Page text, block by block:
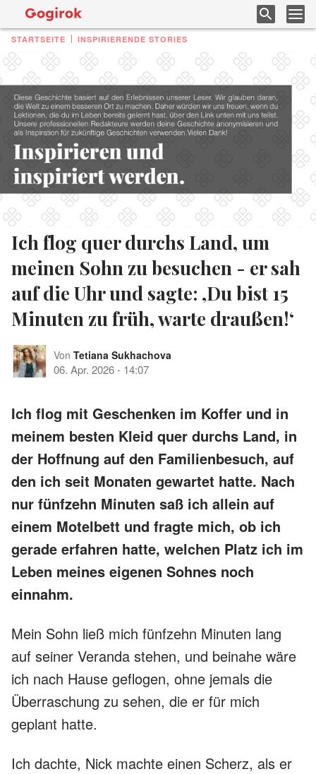
STARTSEITE INSPIRIERENDE STORIES
Ich flog quer durchs Land, um
meinen Sohn zu besuchen - er sah
auf die Uhr und sagte: ‚Du bist 15
Minuten zu früh, warte draußen!‘
Von Tetiana Sukhachova
06. Apr. 2026- 14:07
Ich flog mit Geschenken im Koffer und in
meinem besten Kleid quer durchs Land, in
der Hoffnung auf den Familienbesuch, auf
den ich seit Monaten gewartet hatte. Nach
nur fünfzehn Minuten saß ich allein auf
einem Motelbett und fragte mich, ob ich
gerade erfahren hatte, welchen Platz ich im
Leben meines eigenen Sohnes noch
einnahm.
Mein Sohn ließ mich fünfzehn Minuten lang
auf seiner Veranda stehen, und beinahe wäre
ich nach Hause geflogen, ohne jemals die
Überraschung zu sehen, die er für mich
geplant hatte.
Ich dachte, Nick machte einen Scherz, als er